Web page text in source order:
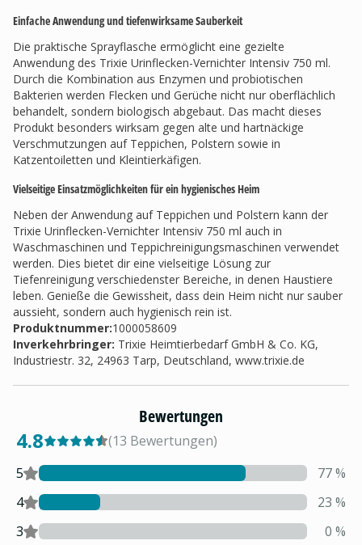
Einfache Anwendung und tiefenwirksame Sauberkeit
Die praktische Sprayflasche ermöglicht eine gezielte
Anwendung des Trixie Urinflecken-Vernichter Intensiv 750 ml.
Durch die Kombination aus Enzymen und probiotischen
Bakterien werden Flecken und Gerüche nicht nur oberflächlich
behandelt, sondern biologisch abgebaut. Das macht dieses
Produkt besonders wirksam gegen alte und hartnäckige
Verschmutzungen auf Teppichen, Polstern sowie in
Katzentoiletten und Kleintierkäfigen.
Vielseitige Einsatzmöglichkeiten für ein hygienisches Heim
Neben der Anwendung auf Teppichen und Polstern kann der
Trixie Urinflecken-Vernichter Intensiv 750 ml auch in
Waschmaschinen und Teppichreinigungsmaschinen verwendet
werden. Dies bietet dir eine vielseitige Lösung zur
Tiefenreinigung verschiedenster Bereiche, in denen Haustiere
leben. Genieße die Gewissheit, dass dein Heim nicht nur sauber
aussieht, sondern auch hygienisch rein ist.
Produktnummer:1000058609
Inverkehrbringer: Trixie Heimtierbedarf GmbH & Co. KG,
Industriestr. 32, 24963 Tarp, Deutschland, www.trixie.de
Bewertungen
4.8 (13 Bewertungen)
5
77%
4
23 %
3
0 %